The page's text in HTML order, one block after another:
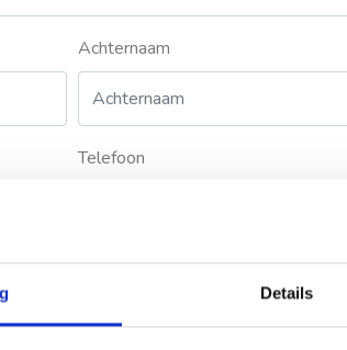
Details
Achternaam
Telefoon